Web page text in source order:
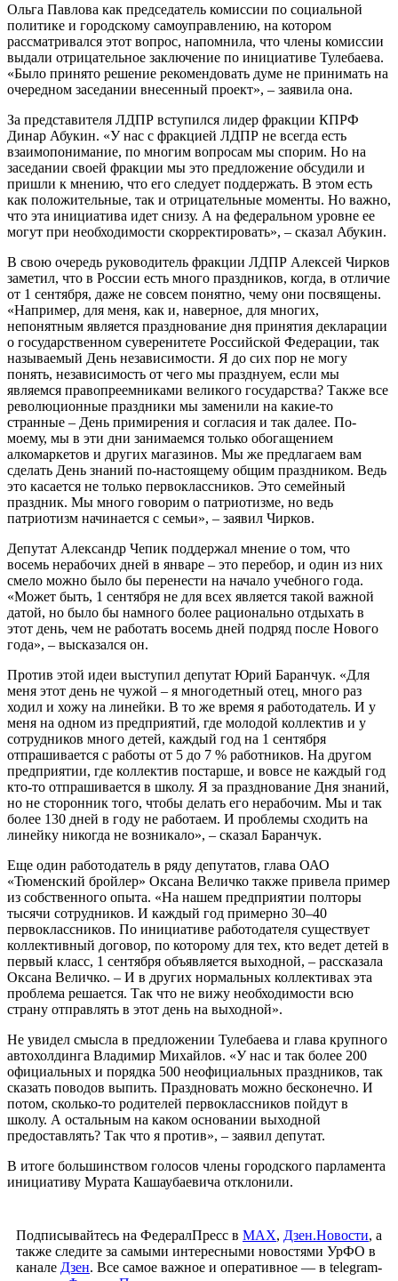
Ольга Павлова как председатель комиссии по социальной
политике и городскому самоуправлению, на котором
рассматривался этот вопрос, напомнила, что члены комиссии
выдали отрицательное заключение по инициативе Тулебаева.
«Было принято решение рекомендовать думе не принимать на
очередном заседании внесенный проект», – заявила она.
За представителя ЛДПР вступился лидер фракции КПРФ
Динар Абукин. «У нас с фракцией ЛДПР не всегда есть
взаимопонимание, по многим вопросам мы спорим. Но на
заседании своей фракции мы это предложение обсудили и
пришли к мнению, что его следует поддержать. В этом есть
как положительные, так и отрицательные моменты. Но важно,
что эта инициатива идет снизу. А на федеральном уровне ее
могут при необходимости скорректировать», – сказал Абукин.
В свою очередь руководитель фракции ЛДПР Алексей Чирков
заметил, что в России есть много праздников, когда, в отличие
от 1 сентября, даже не совсем понятно, чему они посвящены.
«Например, для меня, как и, наверное, для многих,
непонятным является празднование дня принятия декларации
о государственном суверенитете Российской Федерации, так
называемый День независимости. Я до сих пор не могу
понять, независимость от чего мы празднуем, если мы
являемся правопреемниками великого государства? Также все
революционные праздники мы заменили на какие-то
странные – День примирения и согласия и так далее. По-
моему, мы в эти дни занимаемся только обогащением
алкомаркетов и других магазинов. Мы же предлагаем вам
сделать День знаний по-настоящему общим праздником. Ведь
это касается не только первоклассников. Это семейный
праздник. Мы много говорим о патриотизме, но ведь
патриотизм начинается с семьи», – заявил Чирков.
Депутат Александр Чепик поддержал мнение о том, что
восемь нерабочих дней в январе – это перебор, и один из них
смело можно было бы перенести на начало учебного года.
«Может быть, 1 сентября не для всех является такой важной
датой, но было бы намного более рационально отдыхать в
этот день, чем не работать восемь дней подряд после Нового
года», – высказался он.
Против этой идеи выступил депутат Юрий Баранчук. «Для
меня этот день не чужой – я многодетный отец, много раз
ходил и хожу на линейки. В то же время я работодатель. И у
меня на одном из предприятий, где молодой коллектив и у
сотрудников много детей, каждый год на 1 сентября
отпрашивается с работы от 5 до 7 % работников. На другом
предприятии, где коллектив постарше, и вовсе не каждый год
кто-то отпрашивается в школу. Я за празднование Дня знаний,
но не сторонник того, чтобы делать его нерабочим. Мы и так
более 130 дней в году не работаем. И проблемы сходить на
линейку никогда не возникало», – сказал Баранчук.
Еще один работодатель в ряду депутатов, глава ОАО
«Тюменский бройлер» Оксана Величко также привела пример
из собственного опыта. «На нашем предприятии полторы
тысячи сотрудников. И каждый год примерно 30–40
первоклассников. По инициативе работодателя существует
коллективный договор, по которому для тех, кто ведет детей в
первый класс, 1 сентября объявляется выходной, – рассказала
Оксана Величко. – И в других нормальных коллективах эта
проблема решается. Так что не вижу необходимости всю
страну отправлять в этот день на выходной».
Не увидел смысла в предложении Тулебаева и глава крупного
автохолдинга Владимир Михайлов. «У нас и так более 200
официальных и порядка 500 неофициальных праздников, так
сказать поводов выпить. Праздновать можно бесконечно. И
потом, сколько-то родителей первоклассников пойдут в
школу. А остальным на каком основании выходной
предоставлять? Так что я против», – заявил депутат.
В итоге большинством голосов члены городского парламента
инициативу Мурата Кашаубаевича отклонили.
Подписывайтесь на ФедералПресс в МАХ, Дзен.Новости, а
также следите за самыми интересными новостями УрФО в
канале Дзен. Все самое важное и оперативное — в telegram-